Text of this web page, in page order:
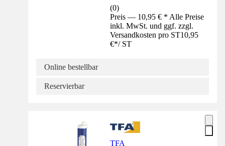
(0)
Preis — 10,95 € * Alle Preise
inkl. MwSt. und ggf. zzgl.
Versandkosten pro ST10,95
€*/ ST
Online bestellbar
Reservierbar
TFA